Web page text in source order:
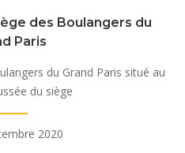
des Boulangers du
Paris
du Grand Paris situé au
du siège
2020